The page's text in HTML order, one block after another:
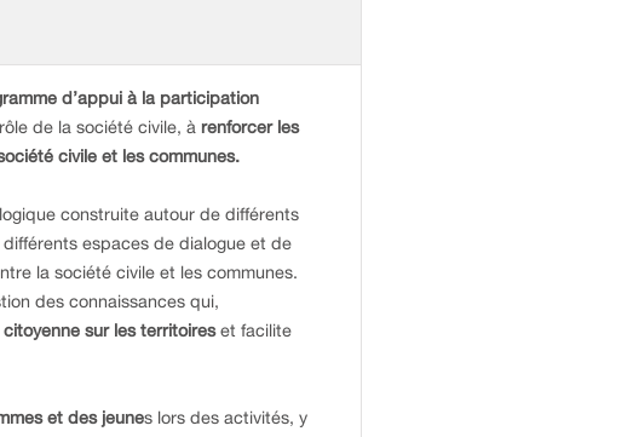
d’appui à la participation
de la société civile, à renforcer les
civile et les communes.
construite autour de différents
différents espaces de dialogue et de
la société civile et les communes.
des connaissances qui,
sur les territoireset facilite
et des jeunes lors des activités, y